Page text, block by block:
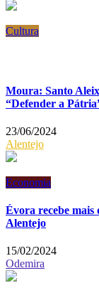
Cultura
Moura: Santo
“Defender a
23/06/2024
Alentejo
Economia
Évora recebe mais
Alentejo
15/02/2024
Odemira